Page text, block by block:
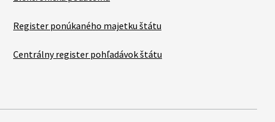
Register ponúkaného majetku štátu
Centrálny register pohľadávok štátu